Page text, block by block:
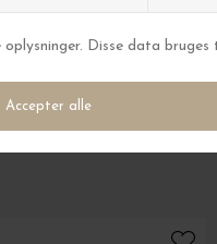
Quilted Plaid Grand 120*170, Choco/Bright Blue
Ferm Living
3 Bordskånere